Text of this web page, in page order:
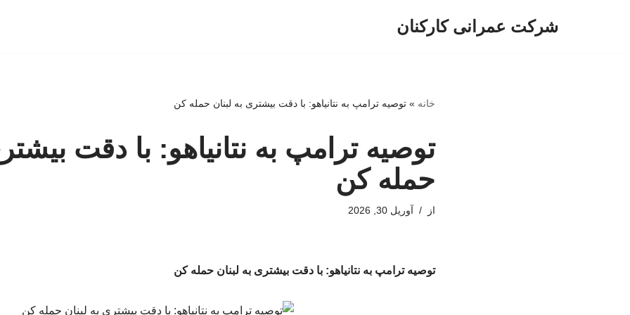
شرکت عمرانی کارکنان
خانه »توصیه ترامپ به نتانیاهو: با دقت بیشتری به لبنان حمله کن
توصیه ترامپ به نتانیاهو: با دقت
حمله کن
از آوریل 30, 2026
توصیه ترامپ به نتانیاهو: با دقت بیشتری به لبنان حمله کن